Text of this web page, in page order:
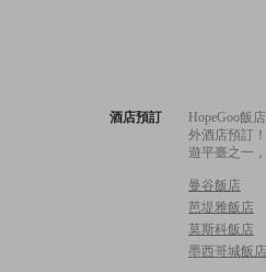
酒店預訂
HopeGoo飯
外酒店預訂
遊平臺之一
曼谷飯店
芭堤雅飯店
莫斯科飯店
墨西哥城飯店